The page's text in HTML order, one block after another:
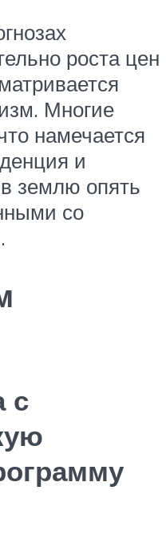
роста цен
Многие
намечается
и
землю опять
со
с